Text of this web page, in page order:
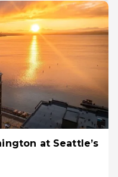
at Seattle’s